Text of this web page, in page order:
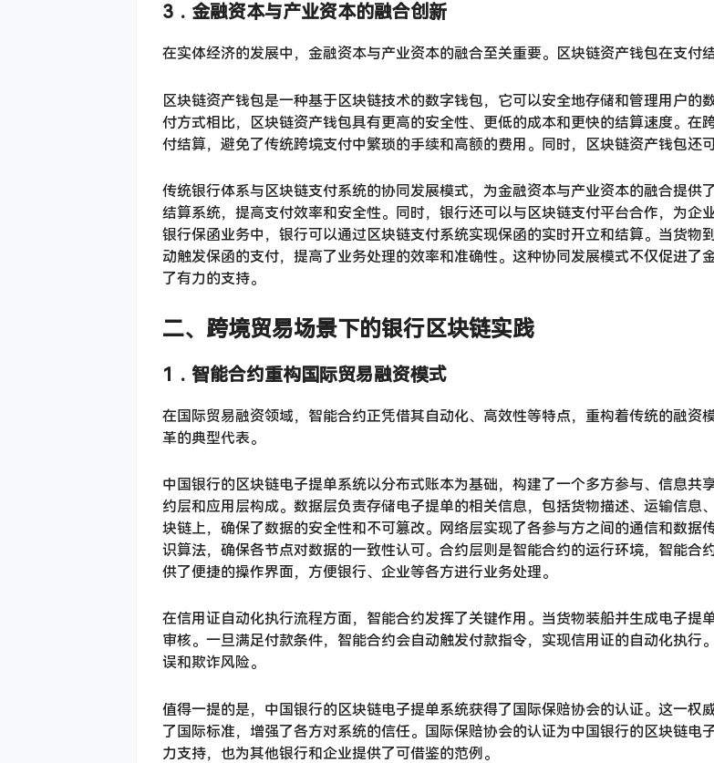
3． 金融资本与产业资本的融合创新
在实体经济的发展中，金融资本与产业资本的融合至关重要。区块链资产钱包在支付
区块链资产钱包是一种基于区块链技术的数字钱包，它可以安全地存储和管理用户的
付方式相比，区块链资产钱包具有更高的安全性、更低的成本和更快的结算速度。在
付结算，避免了传统跨境支付中繁琐的手续和高额的费用。同时，区块链资产钱包还
传统银行体系与区块链支付系统的协同发展模式，为金融资本与产业资本的融合提供
结算系统，提高支付效率和安全性。同时，银行还可以与区块链支付平台合作，为企
银行保函业务中，银行可以通过区块链支付系统实现保函的实时开立和结算。当货物
动触发保函的支付，提高了业务处理的效率和准确性。这种协同发展模式不仅促进了
了有力的支持。
二、 跨境贸易场景下的银行区块链实践
1． 智能合约重构国际贸易融资模式
在国际贸易融资领域，智能合约正凭借其自动化、高效性等特点，重构着传统的融资
革的典型代表。
中国银行的区块链电子提单系统以分布式账本为基础，构建了一个多方参与、信息共
约层和应用层构成。数据层负责存储电子提单的相关信息，包括货物描述、运输信息
块链上，确保了数据的安全性和不可篡改。网络层实现了各参与方之间的通信和数据
识算法，确保各节点对数据的一致性认可。合约层则是智能合约的运行环境，智能合
供了便捷的操作界面，方便银行、企业等各方进行业务处理。
在信用证自动化执行流程方面，智能合约发挥了关键作用。当货物装船并生成电子提
审核。一旦满足付款条件，智能合约会自动触发付款指令，实现信用证的自动化执行
误和欺诈风险。
值得一提的是，中国银行的区块链电子提单系统获得了国际保赔协会的认证。这一权
了国际标准，增强了各方对系统的信任。国际保赔协会的认证为中国银行的区块链电
力支持，也为其他银行和企业提供了可借鉴的范例。